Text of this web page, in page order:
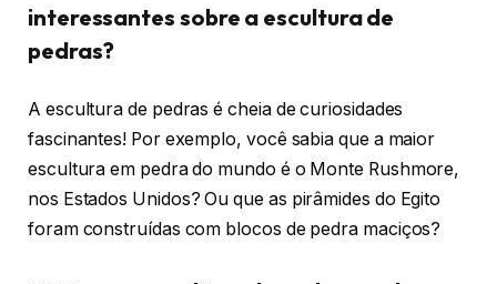
interessantes sobre a escultura de
pedras?
A escultura de pedras é cheia de curiosidades
fascinantes! Por exemplo, você sabia que a maior
escultura em pedra do mundo é o Monte Rushmore,
nos Estados Unidos? Ou que as pirâmides do Egito
foram construídas com blocos de pedra maciços?